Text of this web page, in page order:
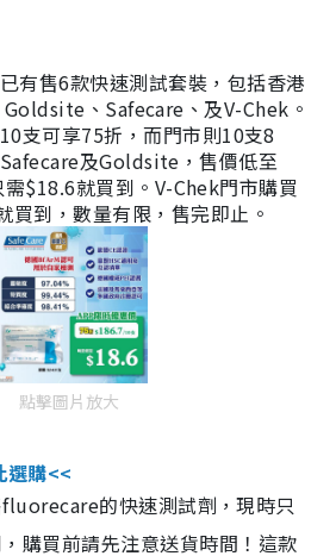
有售6款快速測試套裝，包括香港
、Safecare、及V-Chek。
支可享75折，而門市則10支8
及Goldsite，售價低至
$18.6就買到。V-Chek門市購買
買到，數量有限，售完即止。
點擊圖片放大
選購<<
的快速測試劑，現時只
購買前請先注意送貨時間！這款